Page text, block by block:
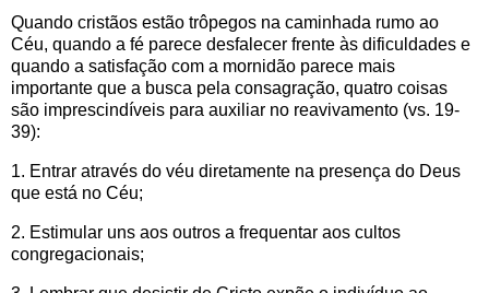
Quando cristãos estão trôpegos na caminhada rumo ao
Céu, quando a fé parece desfalecer frente às dificuldades e
quando a satisfação com a mornidão parece mais
importante que a busca pela consagração, quatro coisas
são imprescindíveis para auxiliar no reavivamento (vs. 19-
39):
1. Entrar através do véu diretamente na presença do Deus
que está no Céu;
2. Estimular uns aos outros a frequentar aos cultos
congregacionais;